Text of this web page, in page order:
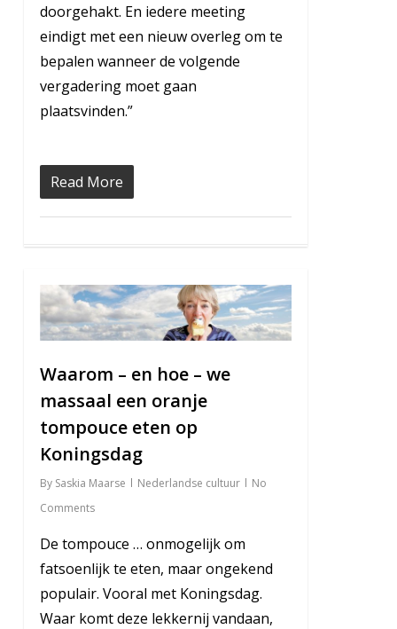
doorgehakt. En iedere meeting
eindigt met een nieuw overleg om te
bepalen wanneer de volgende
vergadering moet gaan
plaatsvinden.”
Read More
Waarom – en hoe – we
massaal een oranje
tompouce eten op
Koningsdag
By Saskia Maarse Nederlandse cultuur
No
Comments
De tompouce … onmogelijk om
fatsoenlijk te eten, maar ongekend
populair. Vooral met Koningsdag.
Waar komt deze lekkernij vandaan,
1